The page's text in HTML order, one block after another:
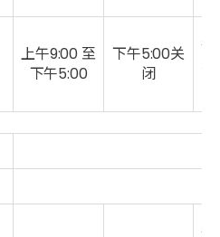
上午9:00 至
下午5:00
下午5:00关
闭
每
每